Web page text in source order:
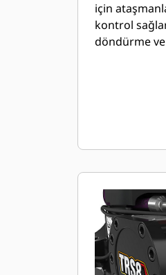
için
kontrol sağlar. Tüm
döndürme